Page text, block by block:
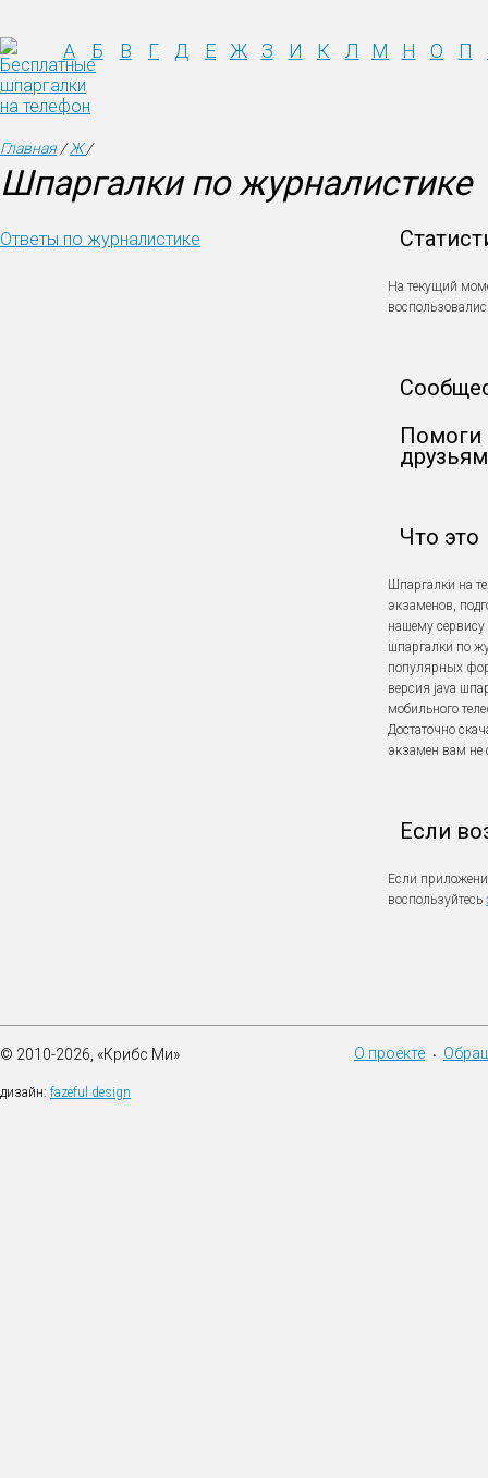
А Б В Г Д Е Ж З И К Л М Н О П
Главная/Ж/
Шпаргалки по журналистике
Ответы по журналистике
На текущий
Помоги
Что это
Шпаргалки на
экзаменов,
нашему сервису
шпаргалки по
популярных
версия java
мобильного
Достаточно
экзамен вам не
Если
Если
воспользуйтесь
© 2010-2026, «Крибс Ми»
дизайн: fazeful design
О проекте •